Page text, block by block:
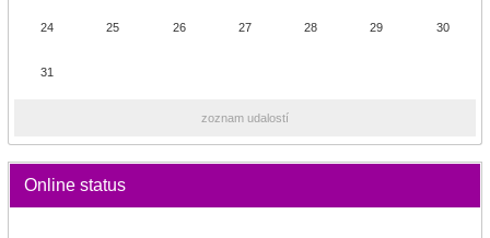
24 25 26 27 28 29 30
31
zoznam udalostí
Online status